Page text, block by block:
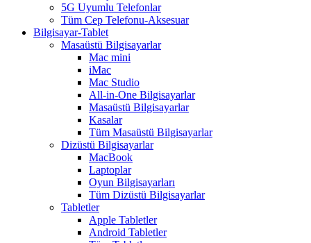
5G Uyumlu Telefonlar
Tüm Cep Telefonu-Aksesuar
Bilgisayar-Tablet
Masaüstü Bilgisayarlar
Mac mini
iMac
Mac Studio
All-in-One Bilgisayarlar
Masaüstü Bilgisayarlar
Kasalar
Tüm Masaüstü Bilgisayarlar
Dizüstü Bilgisayarlar
MacBook
Laptoplar
Oyun Bilgisayarları
Tüm Dizüstü Bilgisayarlar
Tabletler
Apple Tabletler
Android Tabletler